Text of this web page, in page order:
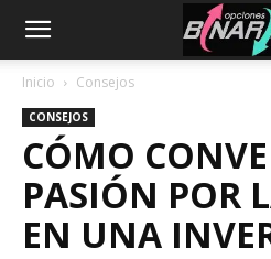
Inicio Consejos
CONSEJOS
CÓMO
PASIÓN POR
EN UNA